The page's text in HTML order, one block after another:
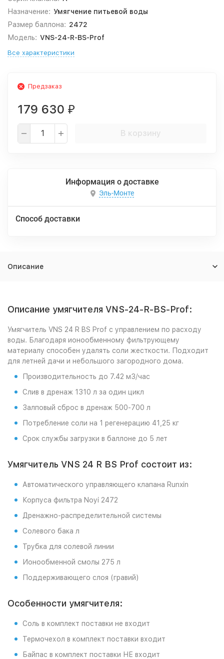
Назначение: Умягчение питьевой воды
Размер баллона: 2472
Модель: VNS-24-R-BS-Prof
Все характеристики
Предзаказ
179 630 ₽
В корзину
Информация о доставке
Эль-Монте
Способ доставки
Описание
Описание умягчителя VNS-24-R-BS-Prof:
Умягчитель VNS 24 R BS Prof с управлением по расходу
воды. Благодаря ионообменному фильтрующему
материалу способен удалять соли жесткости. Подходит
для летней дачи и небольшого загородного дома.
Производительность до 7.42 м3/час
Слив в дренаж 1310 л за один цикл
Залповый сброс в дренаж 500-700 л
Потребление соли на 1 регенерацию 41,25 кг
Срок службы загрузки в баллоне до 5 лет
Умягчитель VNS 24 R BS Prof состоит из:
Автоматического управляющего клапана Runxin
Корпуса фильтра Noyi 2472
Дренажно-распределительной системы
Солевого бака л
Трубка для солевой линии
Ионообменной смолы 275 л
Поддерживающего слоя (гравий)
Особенности умягчителя:
Соль в комплект поставки не входит
Термочехол в комплект поставки входит
Байпас в комплект поставки НЕ входит